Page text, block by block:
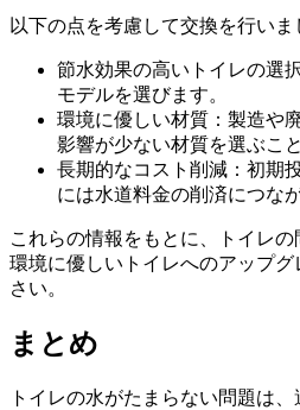
以下の点を考慮して交換を行いま
節水効果の高いトイレの選
モデルを選びます。
環境に優しい材質：製造や
影響が少ない材質を選ぶこ
長期的なコスト削減：初期
には水道料金の削済につな
これらの情報をもとに、トイレ
環境に優しいトイレへのアップ
さい。
まとめ
トイレの水がたまらない問題は